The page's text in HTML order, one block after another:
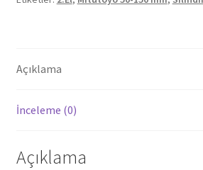
Açıklama
İnceleme (0)
Açıklama